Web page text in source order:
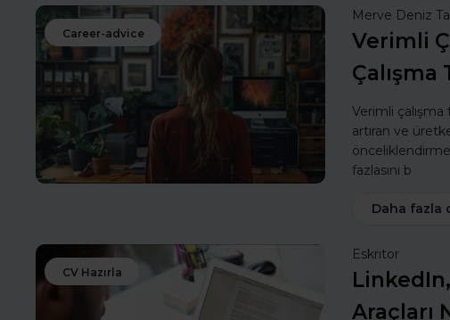
Career-advice
Merve Deniz
Verimli
Verimli
artıran ve
fazlasını b
Daha fazla
CV Hazırla
Eskritor
LinkedIn,
Araçları